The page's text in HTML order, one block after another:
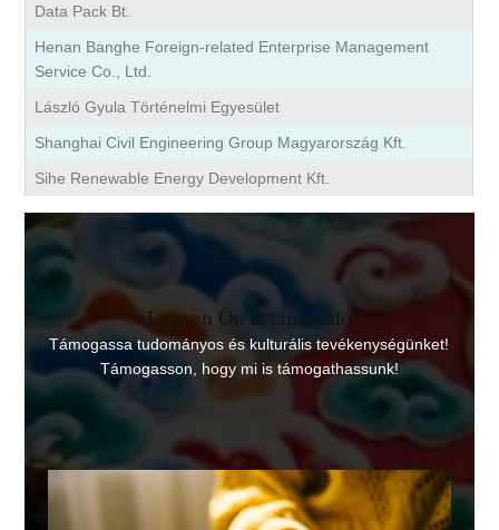
Data Pack Bt.
Henan Banghe Foreign-related Enterprise Management
Service Co., Ltd.
László Gyula Történelmi Egyesület
Shanghai Civil Engineering Group Magyarország Kft.
Sihe Renewable Energy Development Kft.
Legyen Ön is támogató
Támogassa tudományos és kulturális tevékenységünket!
Támogasson, hogy mi is támogathassunk!